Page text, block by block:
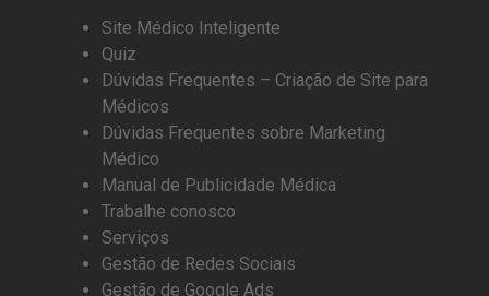
Site Médico Inteligente
Quiz
Dúvidas Frequentes – Criação de Site para
Médicos
Dúvidas Frequentes sobre Marketing
Médico
Manual de Publicidade Médica
Trabalhe conosco
Serviços
Gestão de Redes Sociais
Gestão de Google Ads